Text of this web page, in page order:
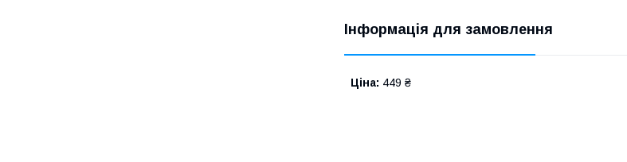
Інформація для замовлення
Ціна: 449 ₴